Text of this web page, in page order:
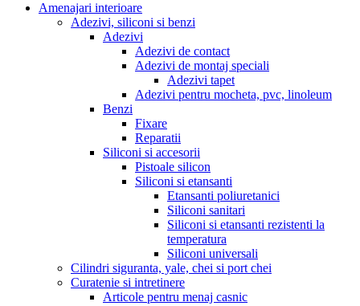
Amenajari interioare
Adezivi, siliconi si benzi
Adezivi
Adezivi de contact
Adezivi de montaj speciali
Adezivi tapet
Adezivi pentru mocheta, pvc, linoleum
Benzi
Fixare
Reparatii
Siliconi si accesorii
Pistoale silicon
Siliconi si etansanti
Etansanti poliuretanici
Siliconi sanitari
Siliconi si etansanti rezistenti la
temperatura
Siliconi universali
Cilindri siguranta, yale, chei si port chei
Curatenie si intretinere
Articole pentru menaj casnic